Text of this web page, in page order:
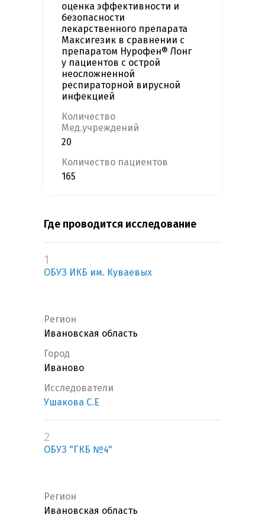
оценка эффективности и
безопасности
лекарственного препарата
Максигезик в сравнении с
препаратом Нурофен® Лонг
у пациентов с острой
неосложненной
респираторной вирусной
инфекцией
Количество
Мед.учреждений
20
Количество пациентов
165
Где проводится исследование
1
ОБУЗ ИКБ им. Куваевых
Регион
Ивановская область
Город
Иваново
Исследователи
Ушакова С.Е
2
ОБУЗ "ГКБ №4"
Регион
Ивановская область